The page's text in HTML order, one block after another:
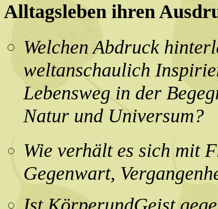
Alltagsleben ihren
Welchen Abdruck
weltanschaulich
Lebensweg in der
Natur und Universum?
Wie verhält es sich mit
Gegenwart,